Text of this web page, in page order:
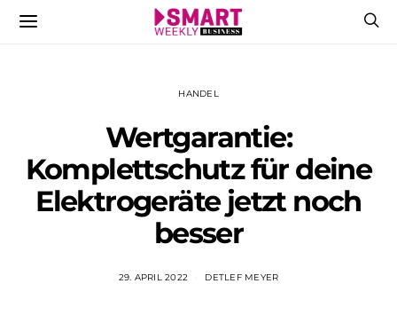
HANDEL
Wertgarantie:
Komplettschutz für deine
Elektrogeräte jetzt noch
besser
29. APRIL 2022 DETLEF MEYER